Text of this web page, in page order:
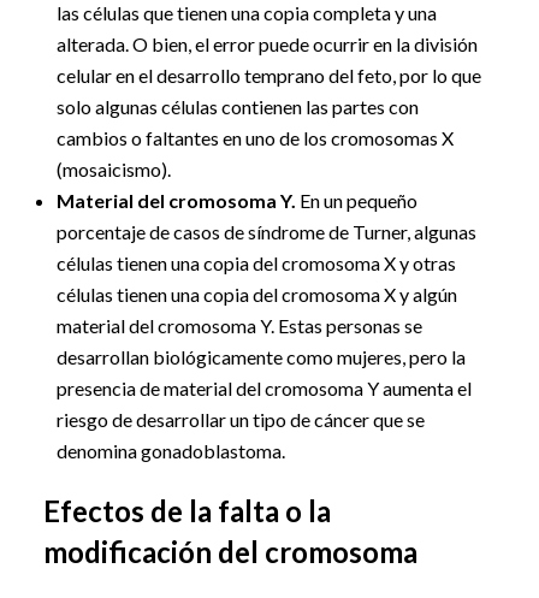
las células que tienen una copia completa y una
alterada. O bien, el error puede ocurrir en la división
celular en el desarrollo temprano del feto, por lo que
solo algunas células contienen las partes con
cambios o faltantes en uno de los cromosomas X
(mosaicismo).
Material del cromosoma Y. En un pequeño
porcentaje de casos de síndrome de Turner, algunas
células tienen una copia del cromosoma X y otras
células tienen una copia del cromosoma X y algún
material del cromosoma Y. Estas personas se
desarrollan biológicamente como mujeres, pero la
presencia de material del cromosoma Y aumenta el
riesgo de desarrollar un tipo de cáncer que se
denomina gonadoblastoma.
Efectos de la falta o la
modificación del cromosoma